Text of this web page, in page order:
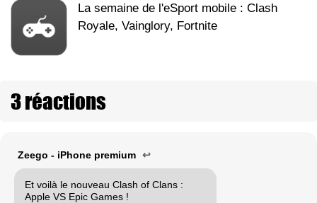
La semaine de l'eSport mobile : Clash
Royale, Vainglory, Fortnite
3 réactions
Zeego - iPhone premium ↩
Et voilà le nouveau Clash of Clans :
Apple VS Epic Games !